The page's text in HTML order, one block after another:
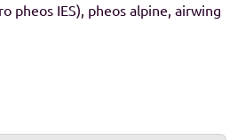
pheos IES), pheos alpine, airwing
RESIST LS, triko s dlouhým rukávem